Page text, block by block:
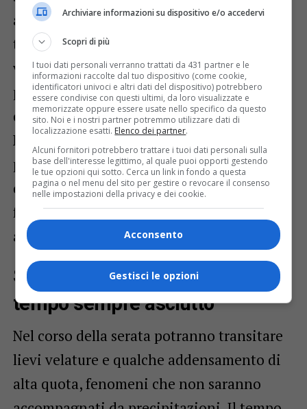
atmosferiche stabili e ottima visibilità. La
temperatura massima raggiungerà i 28°C,
valori ideali per chi sceglierà il mare o le
passeggiate sul lungomare. I venti
diventeranno moderati da Ovest-
Nordovest, contribuendo a rendere il caldo
particolarmente gradevole. Il mare sarà
quasi calmo, offrendo condizioni
favorevoli anche per la navigazione e le
attività balneari.
Sera: qualche nube alta ma
tempo sempre asciutto
Nel corso della serata potranno transitare
lievi velature e qualche addensamento di
alta quota, fenomeni che non saranno
Archiviare informazioni su dispositivo e/o accedervi
Scopri di più
I tuoi dati personali verranno trattati da 431 partner e le
informazioni raccolte dal tuo dispositivo (come cookie,
identificatori univoci e altri dati del dispositivo) potrebbero
essere condivise con questi ultimi, da loro visualizzate e
memorizzate oppure essere usate nello specifico da questo
sito. Noi e i nostri partner potremmo utilizzare dati di
localizzazione esatti. Elenco dei partner.
Alcuni fornitori potrebbero trattare i tuoi dati personali sulla
base dell'interesse legittimo, al quale puoi opporti gestendo
le tue opzioni qui sotto. Cerca un link in fondo a questa
pagina o nel menu del sito per gestire o revocare il consenso
nelle impostazioni della privacy e dei cookie.
Acconsento
Gestisci le opzioni